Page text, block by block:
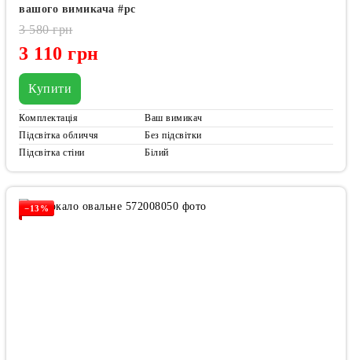
вашого вимикача #pc
3 110 грн
3 580 грн
Купити
Комплектація
Ваш вимикач
Підсвітка обличчя
Без підсвітки
Підсвітка стіни
Білий
−13%